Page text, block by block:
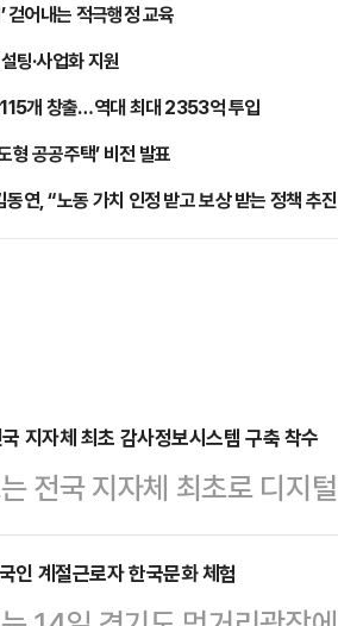
걷어내는 적극행정 교육
팅·사업화 지원
개 창출…역대 최대 2353억 투입
형 공공주택’ 비전 발표
연, “노동 가치 인정 받고 보상 받는 정책 추
지자체 최초 감사정보시스템 구축 착수
전국 지자체 최초로 디지
도 감사정보시스템 구축’
안에 시스템 개발을 완료하
인 계절근로자 한국문화 체험